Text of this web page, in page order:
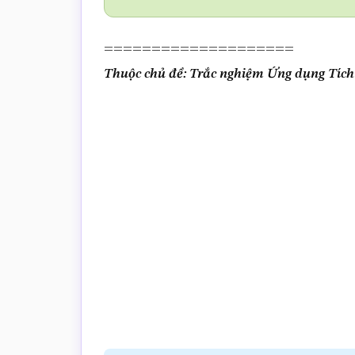
====================
Thuộc chủ đề: Trắc nghiệm Ứng dụng